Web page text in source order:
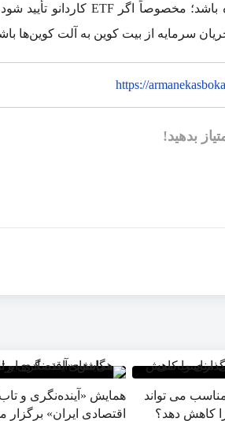
سرمایه از بیت کوین به آلت کوین‌ها
https://
بدهید!
می تواند
کاهش دهد؟
همایش «آینده‌نگری و
اقتصادی ایران»